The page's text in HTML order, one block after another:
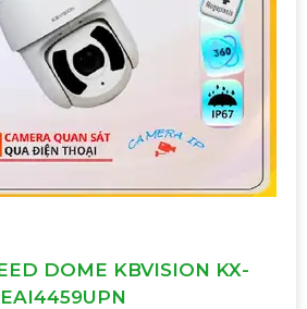
DOME KBVISION KX-
EAI4459UPN